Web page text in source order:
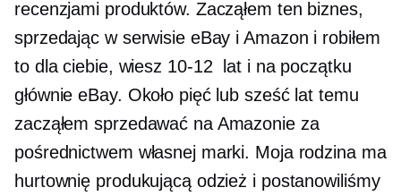
recenzjami produktów. Zacząłem ten biznes,
sprzedając w serwisie eBay i Amazon i robiłem
to dla ciebie, wiesz 10-12
lat i na początku
głównie eBay. Około pięć lub sześć lat temu
zacząłem sprzedawać na Amazonie za
pośrednictwem własnej marki. Moja rodzina ma
hurtownię produkującą odzież i postanowiliśmy